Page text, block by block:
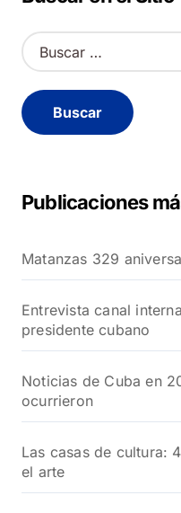
B
u
c
a
Publicaciones
Matanzas 329
Entrevista canal
presidente cubano
Noticias de Cuba en
ocurrieron
Las casas de cultura:
el arte